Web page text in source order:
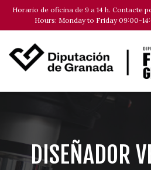
Horario de oficina de 9 a 14 h.
Hours: Monday to Friday 09:00-
DISEÑADOR